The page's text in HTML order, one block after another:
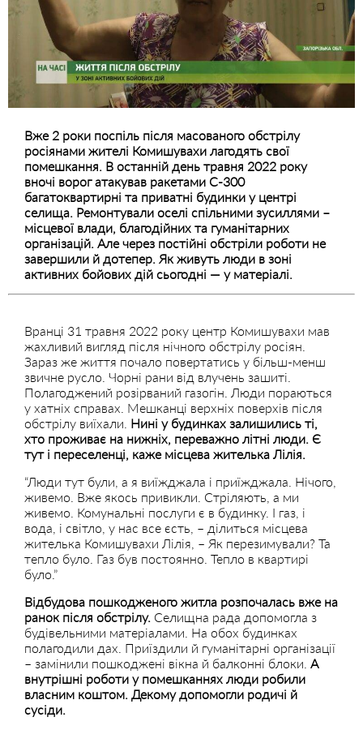
Вже 2 роки поспіль після масованого обстрілу
росіянами жителі Комишувахи лагодять свої
помешкання. В останній день травня 2022 року
вночі ворог атакував ракетами С-300
багатоквартирні та приватні будинки у центрі
селища. Ремонтували оселі спільними зусиллями –
місцевої влади, благодійних та гуманітарних
організацій. Але через постійні обстріли роботи не
завершили й дотепер. Як живуть люди в зоні
активних бойових дій сьогодні — у матеріалі.
Вранці 31 травня 2022 року центр Комишувахи мав
жахливий вигляд після нічного обстрілу росіян.
Зараз же життя почало повертатись у більш-менш
звичне русло. Чорні рани від влучень зашиті.
Полагоджений розірваний газогін. Люди пораються
у хатніх справах. Мешканці верхніх поверхів після
обстрілу виїхали. Нині у будинках залишились ті,
хто проживає на нижніх, переважно літні люди. Є
тут і переселенці, каже місцева жителька Лілія.
“Люди тут були, а я виїжджала і приїжджала. Нічого,
живемо. Вже якось привикли. Стріляють, а ми
живемо. Комунальні послуги є в будинку. І газ, і
вода, і світло, у нас все єсть, – ділиться місцева
жителька Комишувахи Лілія, – Як перезимували? Та
тепло було. Газ був постоянно. Тепло в квартирі
було.”
Відбудова пошкодженого житла розпочалась вже на
ранок після обстрілу. Селищна рада допомогла з
будівельними матеріалами. На обох будинках
полагодили дах. Приїздили й гуманітарні організації
– замінили пошкоджені вікна й балконні блоки. А
внутрішні роботи у помешканнях люди робили
власним коштом. Декому допомогли родичі й
сусіди.